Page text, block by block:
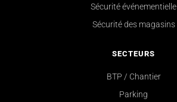
Sécurité événementielle
Sécurité des magasins
SECTEURS
BTP / Chantier
Parking